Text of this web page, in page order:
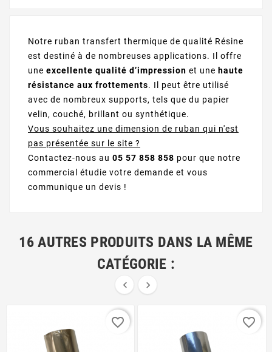
Notre ruban transfert thermique de qualité Résine
est destiné à de nombreuses applications. Il offre
une excellente qualité d’impression et une haute
résistance aux frottements. Il peut être utilisé
avec de nombreux supports, tels que du papier
velin, couché, brillant ou synthétique.
Vous souhaitez une dimension de ruban qui n'est
pas présentée sur le site ?
Contactez-nous au 05 57 858 858 pour que notre
commercial étudie votre demande et vous
communique un devis !
16 AUTRES PRODUITS DANS LA MÊME
CATÉGORIE :
 
favorite_border favorite_border